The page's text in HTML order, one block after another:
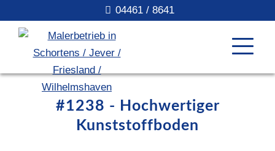
04461 / 8641
#1238 - Hochwertiger
Kunststoffboden